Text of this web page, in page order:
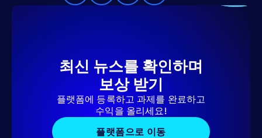
최신 뉴스를 확인하며
보상 받기
플랫폼에 등록하고 과제를 완료하고
수익을 올리세요!
플랫폼으로 이동